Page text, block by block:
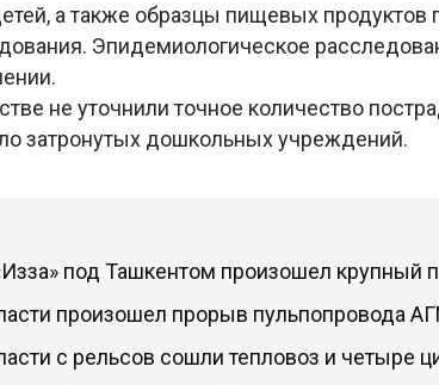
а также образцы пищевых продуктов
Эпидемиологическое
не уточнили точное количество
затронутых дошкольных учреждений.
под Ташкентом произошел крупный
произошел прорыв пульпопровода
с рельсов сошли тепловоз и четыре